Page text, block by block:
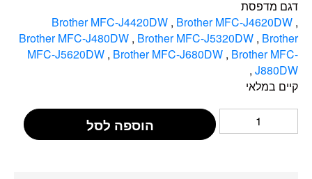
דגם מדפסת
Brother MFC-J4420DW , Brother MFC-J4620DW ,
Brother MFC-J480DW , Brother MFC-J5320DW , Brother
MFC-J5620DW , Brother MFC-J680DW , Brother MFC-
J880DW
,
קיים במלאי
הוספה לסל